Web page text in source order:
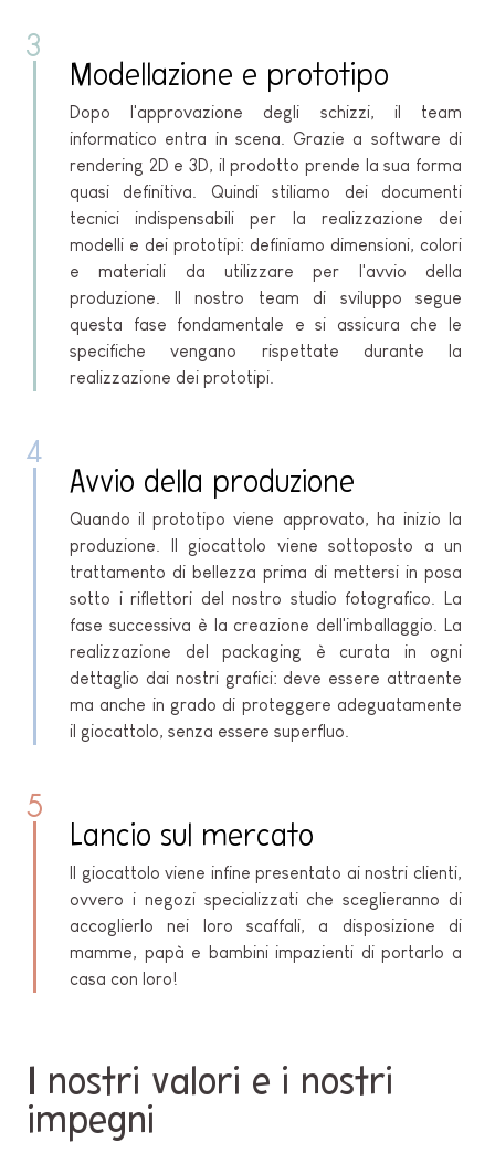
3
Modellazione e prototipo
Dopo l'approvazione degli schizzi, il team
informatico entra in scena. Grazie a software di
rendering 2D e 3D, il prodotto prende la sua forma
quasi definitiva. Quindi stiliamo dei documenti
tecnici indispensabili per la realizzazione dei
modelli e dei prototipi: definiamo dimensioni, colori
e materiali da utilizzare per l'avvio della
produzione. Il nostro team di sviluppo segue
questa fase fondamentale e si assicura che le
specifiche vengano rispettate durante la
realizzazione dei prototipi.
4
Avvio della produzione
Quando il prototipo viene approvato, ha inizio la
produzione. Il giocattolo viene sottoposto a un
trattamento di bellezza prima di mettersi in posa
sotto i riflettori del nostro studio fotografico. La
fase successiva è la creazione dell'imballaggio. La
realizzazione del packaging è curata in ogni
dettaglio dai nostri grafici: deve essere attraente
ma anche in grado di proteggere adeguatamente
il giocattolo, senza essere superfluo.
5
Lancio sul mercato
Il giocattolo viene infine presentato ai nostri clienti,
ovvero i negozi specializzati che sceglieranno di
accoglierlo nei loro scaffali, a disposizione di
mamme, papà e bambini impazienti di portarlo a
casa con loro!
I nostri valori e i nostri
impegni